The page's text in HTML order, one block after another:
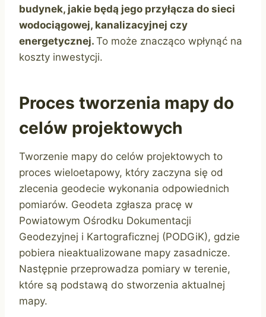
budynek, jakie będą jego przyłącza do sieci
wodociągowej, kanalizacyjnej czy
energetycznej. To może znacząco wpłynąć na
koszty inwestycji.
Proces tworzenia mapy do
celów projektowych
Tworzenie mapy do celów projektowych to
proces wieloetapowy, który zaczyna się od
zlecenia geodecie wykonania odpowiednich
pomiarów. Geodeta zgłasza pracę w
Powiatowym Ośrodku Dokumentacji
Geodezyjnej i Kartograficznej (PODGiK), gdzie
pobiera nieaktualizowane mapy zasadnicze.
Następnie przeprowadza pomiary w terenie,
które są podstawą do stworzenia aktualnej
mapy.